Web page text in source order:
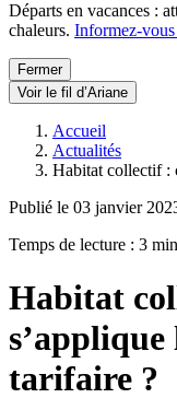
Départs en vacances :
chaleurs. Informez-
Fermer
Voir le fil d’Ariane
Accueil
Actualités
Habitat collectif :
Publié le 03 janvier
Temps de lecture : 3
Habitat
tarifaire ?